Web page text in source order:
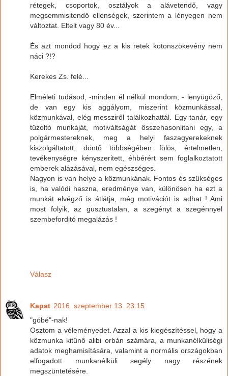
rétegek, csoportok, osztályok a alávetendő, vagy
megsemmisitendő ellenségek, szerintem a lényegen nem
változtat. Eltelt vagy 80 év...
És azt mondod hogy ez a kis retek kotonszökevény nem
náci ?!?
Kerekes Zs. felé...
Elméleti tudásod, -minden él nélkül mondom, - lenyügöző,
de van egy kis aggályom, miszerint közmunkással,
közmunkával, elég messziről találkozhattál. Egy tanár, egy
tüzoltó munkáját, motiváltságát összehasonlitani egy, a
polgármestereknek, meg a helyi faszagyerekeknek
kiszolgáltatott, döntő többségében fölös, értelmetlen,
tevékenységre kényszeritett, éhbérért sem foglalkoztatott
emberek alázásával, nem egészséges.
Nagyon is van helye a közmunkának. Fontos és szükséges
is, ha valódi haszna, eredménye van, különösen ha ezt a
munkát elvégző is átlátja, még motivációt is adhat ! Ami
most folyik, az gusztustalan, a szegényt a szegénnyel
szembeforditó megalázás !
Válasz
Kapat 2016. szeptember 13. 23:15
"góbé"-nak!
Osztom a véleményedet. Azzal a kis kiegészítéssel, hogy a
közmunka kitűnő alibi orbán számára, a munkanélküliségi
adatok meghamisítására, valamint a normális országokban
elfogadott munkanélküli segély nagy részének
megszüntetésére.